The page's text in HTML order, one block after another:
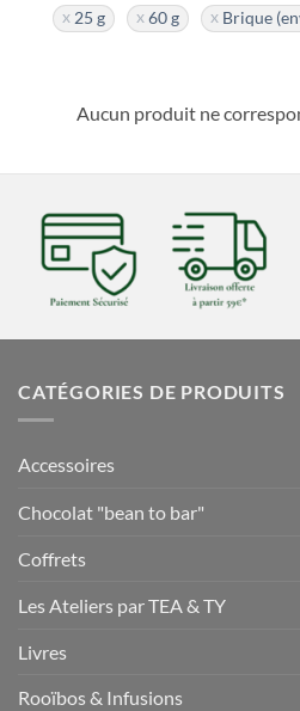
25 g 60 g Brique
Aucun produit ne
CATÉGORIES DE PRODUITS
Accessoires
Chocolat "bean to bar"
Coffrets
Les Ateliers par TEA & TY
Livres
Rooïbos & Infusions